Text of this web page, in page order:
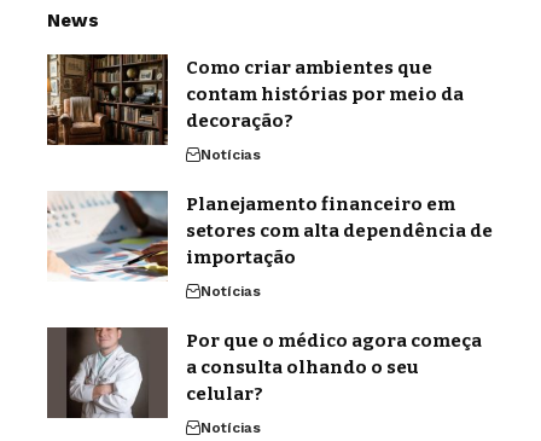
News
Como criar ambientes que
contam histórias por meio da
decoração?
Notícias
Planejamento financeiro em
setores com alta dependência de
importação
Notícias
Por que o médico agora começa
a consulta olhando o seu
celular?
Notícias